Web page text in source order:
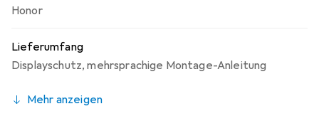
Honor
Lieferumfang
Displayschutz,mehrsprachige Montage-Anleitung
Mehr anzeigen